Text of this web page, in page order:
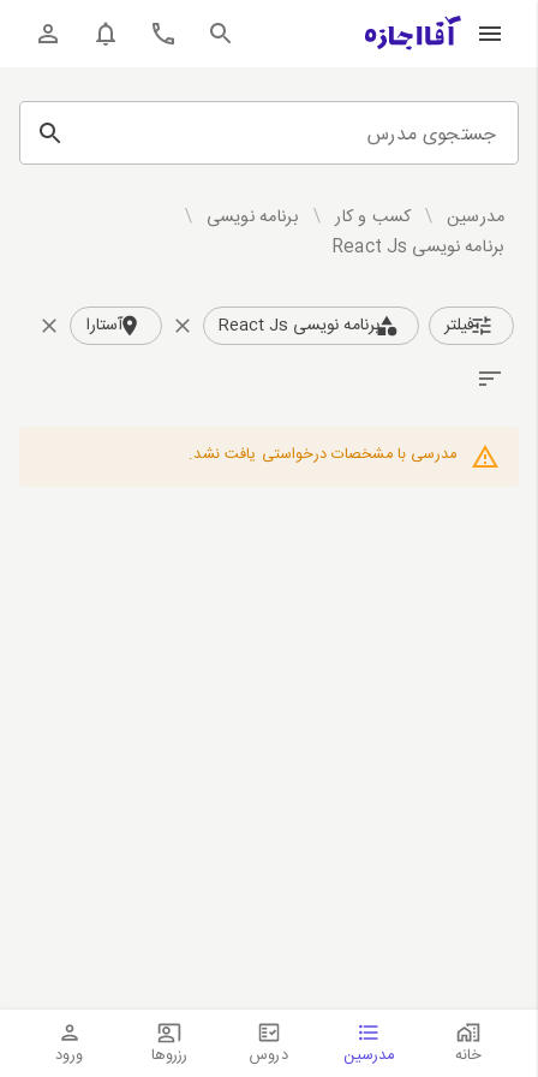
جستجوی مدرس
مدرسین / کسب و کار / برنامه نویسی /
برنامه نویسی React Js
فیلتر برنامه نویسی React Js آستارا
مدرسی با مشخصات درخواستی یافت نشد.
خانه مدرسین دروس رزروها ورود